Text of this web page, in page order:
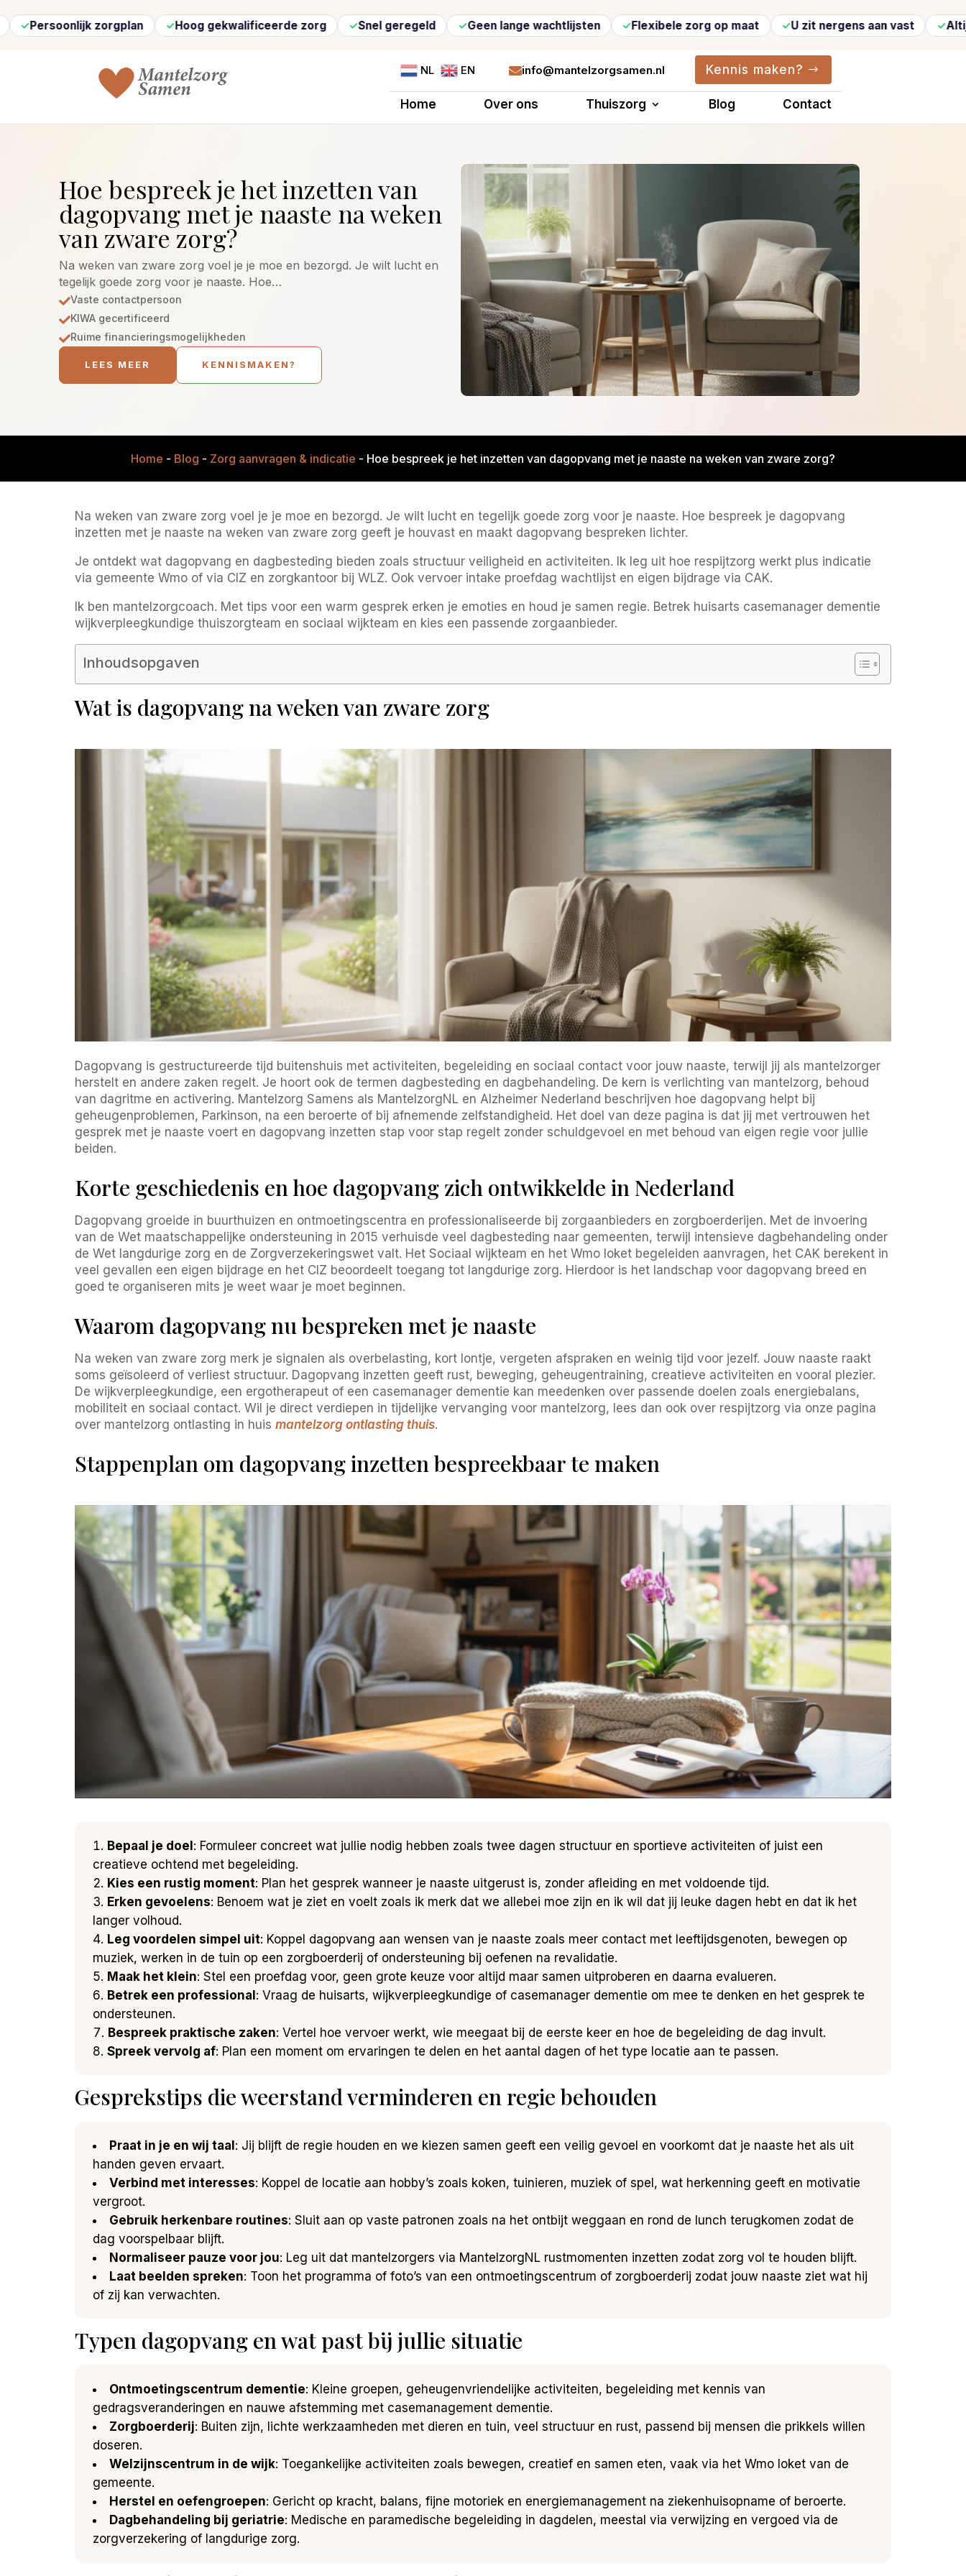
zorgplan Hoog gekwalificeerde zorg Snel geregeld Geen lange wachtlijsten Flexibele zorg op maat U zit nergens aan vast Altijd
NL EN info@mantelzorgsamen.nl Kennis maken?
Home Over ons Thuiszorg Blog Contact
Hoe bespreek je het inzetten van
dagopvang met je naaste na weken
van zware zorg?
Na weken van zware zorg voel je je moe en bezorgd. Je wilt lucht en
tegelijk goede zorg voor je naaste. Hoe…
Vaste contactpersoon
KIWA gecertificeerd
Ruime financieringsmogelijkheden
LEES MEER KENNISMAKEN?
Home - Blog - Zorg aanvragen & indicatie - Hoe bespreek je het inzetten van dagopvang met je naaste na weken van zware zorg?
Na weken van zware zorg voel je je moe en bezorgd. Je wilt lucht en tegelijk goede zorg voor je naaste. Hoe bespreek je dagopvang
inzetten met je naaste na weken van zware zorg geeft je houvast en maakt dagopvang bespreken lichter.
Je ontdekt wat dagopvang en dagbesteding bieden zoals structuur veiligheid en activiteiten. Ik leg uit hoe respijtzorg werkt plus indicatie
via gemeente Wmo of via CIZ en zorgkantoor bij WLZ. Ook vervoer intake proefdag wachtlijst en eigen bijdrage via CAK.
Ik ben mantelzorgcoach. Met tips voor een warm gesprek erken je emoties en houd je samen regie. Betrek huisarts casemanager dementie
wijkverpleegkundige thuiszorgteam en sociaal wijkteam en kies een passende zorgaanbieder.
Inhoudsopgaven
Wat is dagopvang na weken van zware zorg
Dagopvang is gestructureerde tijd buitenshuis met activiteiten, begeleiding en sociaal contact voor jouw naaste, terwijl jij als mantelzorger
herstelt en andere zaken regelt. Je hoort ook de termen dagbesteding en dagbehandeling. De kern is verlichting van mantelzorg, behoud
van dagritme en activering. Mantelzorg Samens als MantelzorgNL en Alzheimer Nederland beschrijven hoe dagopvang helpt bij
geheugenproblemen, Parkinson, na een beroerte of bij afnemende zelfstandigheid. Het doel van deze pagina is dat jij met vertrouwen het
gesprek met je naaste voert en dagopvang inzetten stap voor stap regelt zonder schuldgevoel en met behoud van eigen regie voor jullie
beiden.
Korte geschiedenis en hoe dagopvang zich ontwikkelde in Nederland
Dagopvang groeide in buurthuizen en ontmoetingscentra en professionaliseerde bij zorgaanbieders en zorgboerderijen. Met de invoering
van de Wet maatschappelijke ondersteuning in 2015 verhuisde veel dagbesteding naar gemeenten, terwijl intensieve dagbehandeling onder
de Wet langdurige zorg en de Zorgverzekeringswet valt. Het Sociaal wijkteam en het Wmo loket begeleiden aanvragen, het CAK berekent in
veel gevallen een eigen bijdrage en het CIZ beoordeelt toegang tot langdurige zorg. Hierdoor is het landschap voor dagopvang breed en
goed te organiseren mits je weet waar je moet beginnen.
Waarom dagopvang nu bespreken met je naaste
Na weken van zware zorg merk je signalen als overbelasting, kort lontje, vergeten afspraken en weinig tijd voor jezelf. Jouw naaste raakt
soms geïsoleerd of verliest structuur. Dagopvang inzetten geeft rust, beweging, geheugentraining, creatieve activiteiten en vooral plezier.
De wijkverpleegkundige, een ergotherapeut of een casemanager dementie kan meedenken over passende doelen zoals energiebalans,
mobiliteit en sociaal contact. Wil je direct verdiepen in tijdelijke vervanging voor mantelzorg, lees dan ook over respijtzorg via onze pagina
over mantelzorg ontlasting in huis mantelzorg ontlasting thuis.
Stappenplan om dagopvang inzetten bespreekbaar te maken
Bepaal je doel: Formuleer concreet wat jullie nodig hebben zoals twee dagen structuur en sportieve activiteiten of juist een
creatieve ochtend met begeleiding.
Kies een rustig moment: Plan het gesprek wanneer je naaste uitgerust is, zonder afleiding en met voldoende tijd.
Erken gevoelens: Benoem wat je ziet en voelt zoals ik merk dat we allebei moe zijn en ik wil dat jij leuke dagen hebt en dat ik het
langer volhoud.
Leg voordelen simpel uit: Koppel dagopvang aan wensen van je naaste zoals meer contact met leeftijdsgenoten, bewegen op
muziek, werken in de tuin op een zorgboerderij of ondersteuning bij oefenen na revalidatie.
Maak het klein: Stel een proefdag voor, geen grote keuze voor altijd maar samen uitproberen en daarna evalueren.
Betrek een professional: Vraag de huisarts, wijkverpleegkundige of casemanager dementie om mee te denken en het gesprek te
ondersteunen.
Bespreek praktische zaken: Vertel hoe vervoer werkt, wie meegaat bij de eerste keer en hoe de begeleiding de dag invult.
Spreek vervolg af: Plan een moment om ervaringen te delen en het aantal dagen of het type locatie aan te passen.
Gesprekstips die weerstand verminderen en regie behouden
Praat in je en wij taal: Jij blijft de regie houden en we kiezen samen geeft een veilig gevoel en voorkomt dat je naaste het als uit
handen geven ervaart.
Verbind met interesses: Koppel de locatie aan hobby’s zoals koken, tuinieren, muziek of spel, wat herkenning geeft en motivatie
vergroot.
Gebruik herkenbare routines: Sluit aan op vaste patronen zoals na het ontbijt weggaan en rond de lunch terugkomen zodat de
dag voorspelbaar blijft.
Normaliseer pauze voor jou: Leg uit dat mantelzorgers via MantelzorgNL rustmomenten inzetten zodat zorg vol te houden blijft.
Laat beelden spreken: Toon het programma of foto’s van een ontmoetingscentrum of zorgboerderij zodat jouw naaste ziet wat hij
of zij kan verwachten.
Typen dagopvang en wat past bij jullie situatie
Ontmoetingscentrum dementie: Kleine groepen, geheugenvriendelijke activiteiten, begeleiding met kennis van
gedragsveranderingen en nauwe afstemming met casemanagement dementie.
Zorgboerderij: Buiten zijn, lichte werkzaamheden met dieren en tuin, veel structuur en rust, passend bij mensen die prikkels willen
doseren.
Welzijnscentrum in de wijk: Toegankelijke activiteiten zoals bewegen, creatief en samen eten, vaak via het Wmo loket van de
gemeente.
Herstel en oefengroepen: Gericht op kracht, balans, fijne motoriek en energiemanagement na ziekenhuisopname of beroerte.
Dagbehandeling bij geriatrie: Medische en paramedische begeleiding in dagdelen, meestal via verwijzing en vergoed via de
zorgverzekering of langdurige zorg.